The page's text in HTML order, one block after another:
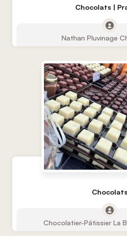
Chocolats |
Nathan Pluvinage
Chocolats
Chocolatier-Pâtissier La